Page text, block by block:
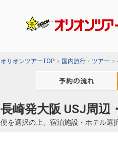
オリオンツアーTOP 国内旅行・ツアー
長崎発大阪 USJ周辺
便を選択の上、宿泊施設・ホテル選